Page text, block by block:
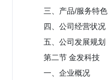
三、产品/服务特色
四、公司经营状况
五、公司发展规划
第二节 金发科技
一、企业概况